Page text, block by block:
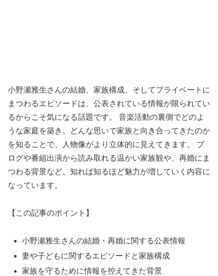
小野瀬雅生さんの結婚、家族構成、そしてプライベートに
まつわるエピソードは、公表されている情報が限られてい
るからこそ気になる話題です。 音楽活動の裏側でどのよ
うな家庭を築き、どんな思いで家族と向き合ってきたのか
を知ることで、人物像がより立体的に見えてきます。 ブ
ログや番組出演から読み取れる温かい家族観や、再婚にま
つわる背景など、知れば知るほど魅力が増していく内容に
なっています。
【この記事のポイント】
小野瀬雅生さんの結婚・再婚に関する公表情報
妻や子どもに関するエピソードと家族構成
家族を守るために情報を控えてきた背景